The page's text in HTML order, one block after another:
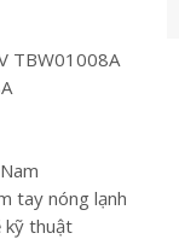
TBW01008A
tay nóng lạnh
kỹ thuật